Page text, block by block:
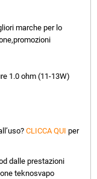
marche per lo
1.0 ohm (11-13W)
CLICCA QUI per
dalle prestazioni
teknosvapo